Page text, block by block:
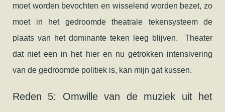
moet worden bevochten en wisselend worden bezet, zo
moet in het gedroomde theatrale tekensysteem de
plaats van het dominante teken leeg blijven. Theater
dat niet een in het hier en nu getrokken intensivering
van de gedroomde politiek is, kan mijn gat kussen.
Reden 5: Omwille van de muziek uit het